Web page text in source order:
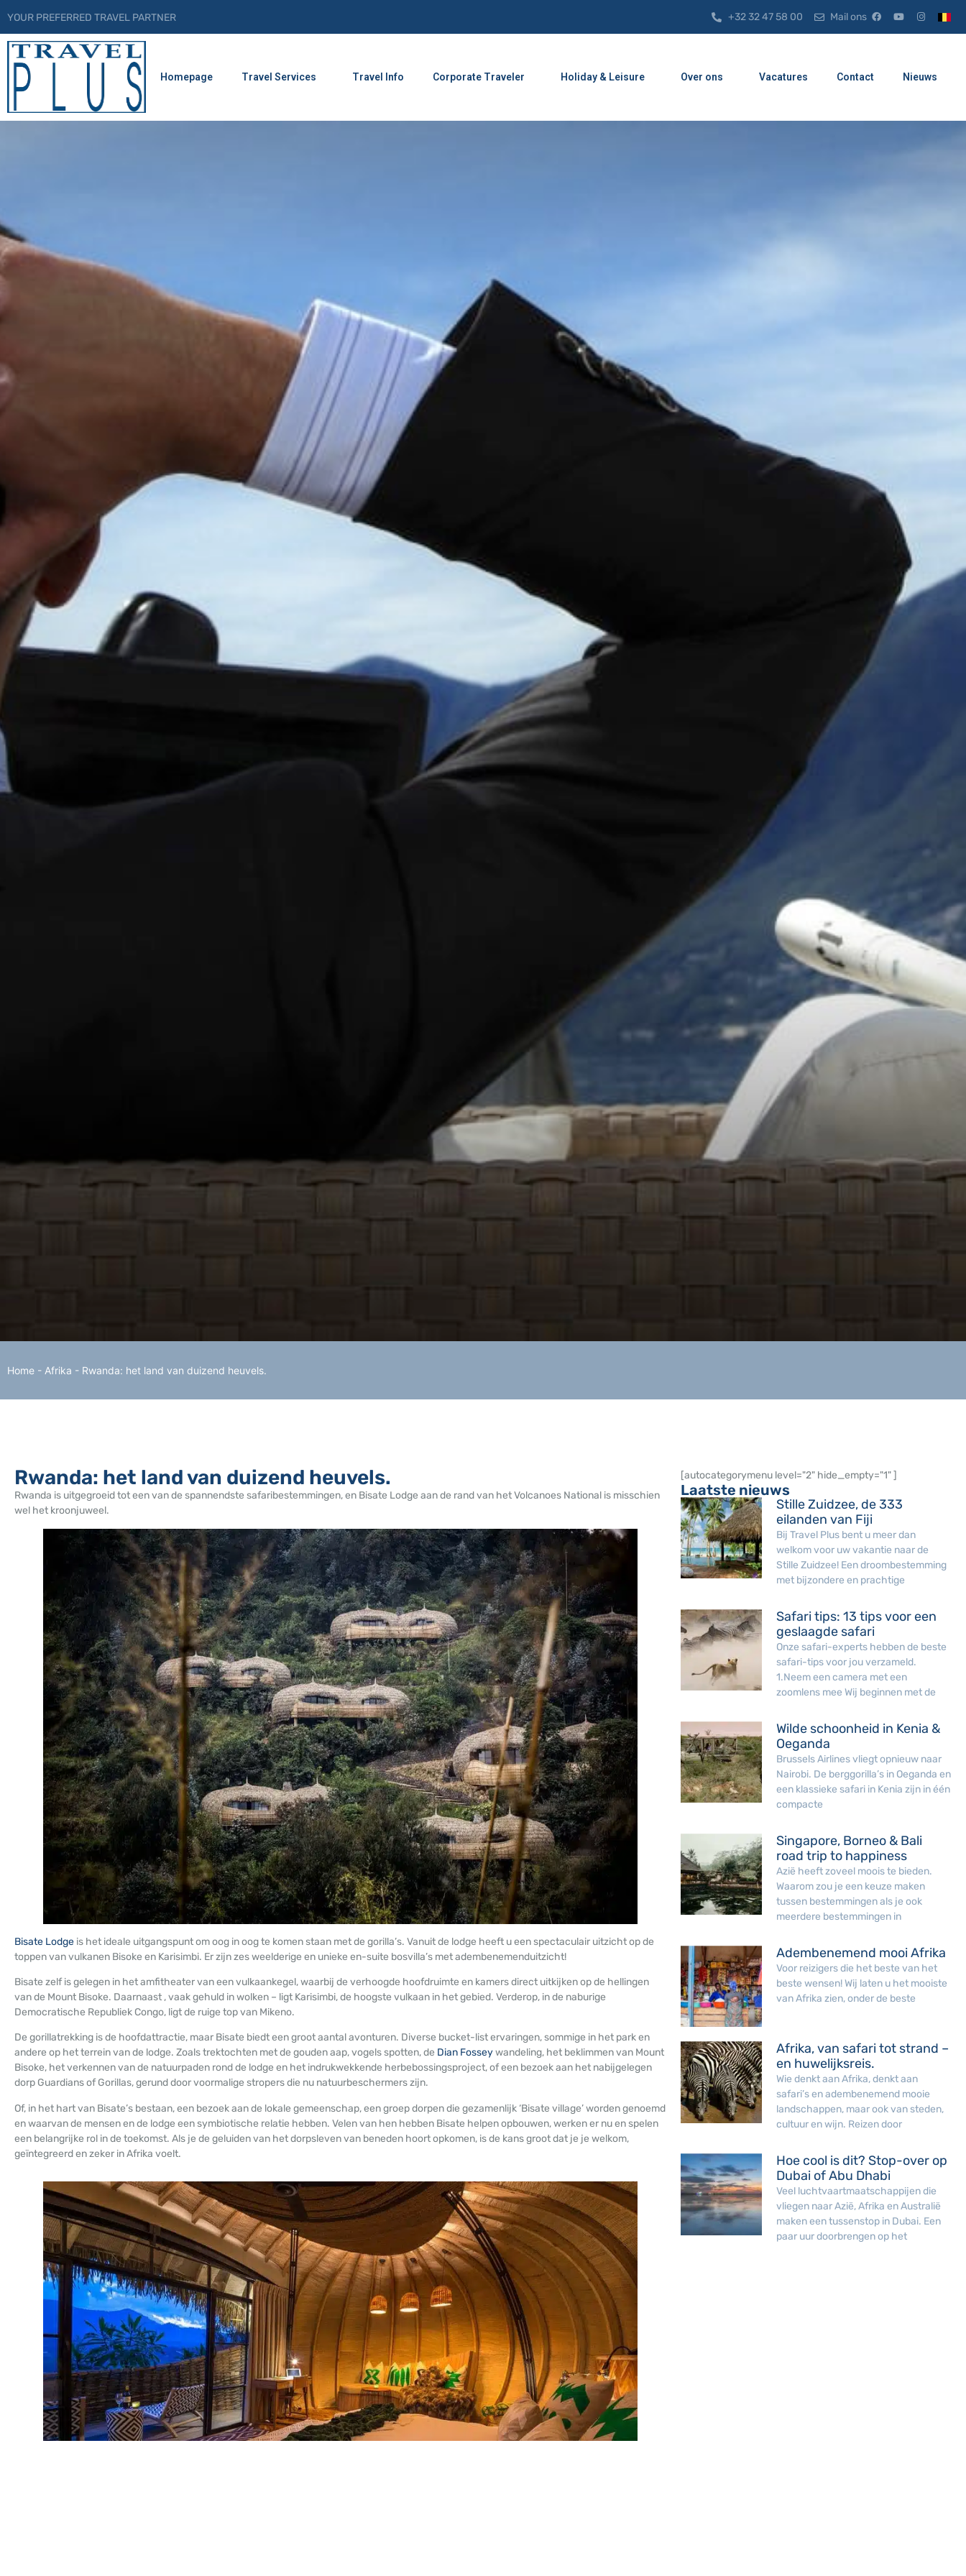
YOUR PREFERRED TRAVEL PARTNER +32 32 47 58 00 Mail ons
Homepage Travel Services Travel Info Corporate Traveler Holiday & Leisure Over ons Vacatures Contact Nieuws
Home - Afrika - Rwanda: het land van duizend heuvels.
Rwanda: het land van duizend heuvels.
Rwanda is uitgegroeid tot een van de spannendste safaribestemmingen, en Bisate Lodge aan de rand van het Volcanoes National is misschien
wel het kroonjuweel.
Bisate Lodge is het ideale uitgangspunt om oog in oog te komen staan met de gorilla’s. Vanuit de lodge heeft u een spectaculair uitzicht op de
toppen van vulkanen Bisoke en Karisimbi. Er zijn zes weelderige en unieke en-suite bosvilla’s met adembenemenduitzicht!
Bisate zelf is gelegen in het amfitheater van een vulkaankegel, waarbij de verhoogde hoofdruimte en kamers direct uitkijken op de hellingen
van de Mount Bisoke. Daarnaast , vaak gehuld in wolken – ligt Karisimbi, de hoogste vulkaan in het gebied. Verderop, in de naburige
Democratische Republiek Congo, ligt de ruige top van Mikeno.
De gorillatrekking is de hoofdattractie, maar Bisate biedt een groot aantal avonturen. Diverse bucket-list ervaringen, sommige in het park en
andere op het terrein van de lodge. Zoals trektochten met de gouden aap, vogels spotten, de Dian Fosseywandeling, het beklimmen van Mount
Bisoke, het verkennen van de natuurpaden rond de lodge en het indrukwekkende herbebossingsproject, of een bezoek aan het nabijgelegen
dorp Guardians of Gorillas, gerund door voormalige stropers die nu natuurbeschermers zijn.
Of, in het hart van Bisate’s bestaan, een bezoek aan de lokale gemeenschap, een groep dorpen die gezamenlijk ‘Bisate village’ worden genoemd
en waarvan de mensen en de lodge een symbiotische relatie hebben. Velen van hen hebben Bisate helpen opbouwen, werken er nu en spelen
een belangrijke rol in de toekomst. Als je de geluiden van het dorpsleven van beneden hoort opkomen, is de kans groot dat je je welkom,
geïntegreerd en zeker in Afrika voelt.
[autocategorymenu level="2" hide_empty="1" ]
Laatste nieuws
Stille Zuidzee, de 333
eilanden van Fiji
Bij Travel Plus bent u meer dan
welkom voor uw vakantie naar de
Stille Zuidzee! Een droombestemming
met bijzondere en prachtige
Safari tips: 13 tips voor een
geslaagde safari
Onze safari-experts hebben de beste
safari-tips voor jou verzameld.
1.Neem een camera met een
zoomlens mee Wij beginnen met de
Wilde schoonheid in Kenia &
Oeganda
Brussels Airlines vliegt opnieuw naar
Nairobi. De berggorilla’s in Oeganda en
een klassieke safari in Kenia zijn in één
compacte
Singapore, Borneo & Bali
road trip to happiness
Azië heeft zoveel moois te bieden.
Waarom zou je een keuze maken
tussen bestemmingen als je ook
meerdere bestemmingen in
Adembenemend mooi Afrika
Voor reizigers die het beste van het
beste wensen! Wij laten u het mooiste
van Afrika zien, onder de beste
Afrika, van safari tot strand –
en huwelijksreis.
Wie denkt aan Afrika, denkt aan
safari’s en adembenemend mooie
landschappen, maar ook van steden,
cultuur en wijn. Reizen door
Hoe cool is dit? Stop-over op
Dubai of Abu Dhabi
Veel luchtvaartmaatschappijen die
vliegen naar Azië, Afrika en Australië
maken een tussenstop in Dubai. Een
paar uur doorbrengen op het